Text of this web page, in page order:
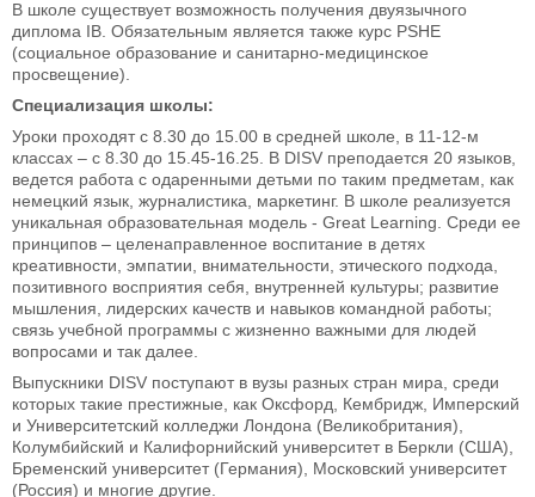
В школе существует возможность получения двуязычного
диплома IB. Обязательным является также курс PSHE
(социальное образование и санитарно-медицинское
просвещение).
Специализация школы:
Уроки проходят с 8.30 до 15.00 в средней школе, в 11-12-м
классах – с 8.30 до 15.45-16.25. В DISV преподается 20 языков,
ведется работа с одаренными детьми по таким предметам, как
немецкий язык, журналистика, маркетинг. В школе реализуется
уникальная образовательная модель - Great Learning. Среди ее
принципов – целенаправленное воспитание в детях
креативности, эмпатии, внимательности, этического подхода,
позитивного восприятия себя, внутренней культуры; развитие
мышления, лидерских качеств и навыков командной работы;
связь учебной программы с жизненно важными для людей
вопросами и так далее.
Выпускники DISV поступают в вузы разных стран мира, среди
которых такие престижные, как Оксфорд, Кембридж, Имперский
и Университетский колледжи Лондона (Великобритания),
Колумбийский и Калифорнийский университет в Беркли (США),
Бременский университет (Германия), Московский университет
(Россия) и многие другие.